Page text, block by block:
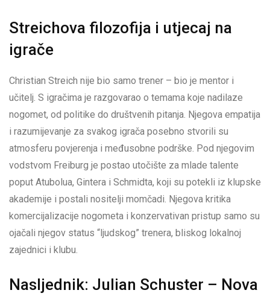
Streichova filozofija i utjecaj na
igrače
Christian Streich nije bio samo trener – bio je mentor i
učitelj. S igračima je razgovarao o temama koje nadilaze
nogomet, od politike do društvenih pitanja. Njegova empatija
i razumijevanje za svakog igrača posebno stvorili su
atmosferu povjerenja i međusobne podrške. Pod njegovim
vodstvom Freiburg je postao utočište za mlade talente
poput Atubolua, Gintera i Schmidta, koji su potekli iz klupske
akademije i postali nositelji momčadi. Njegova kritika
komercijalizacije nogometa i konzervativan pristup samo su
ojačali njegov status “ljudskog” trenera, bliskog lokalnoj
zajednici i klubu.
Nasljednik: Julian Schuster – Nova